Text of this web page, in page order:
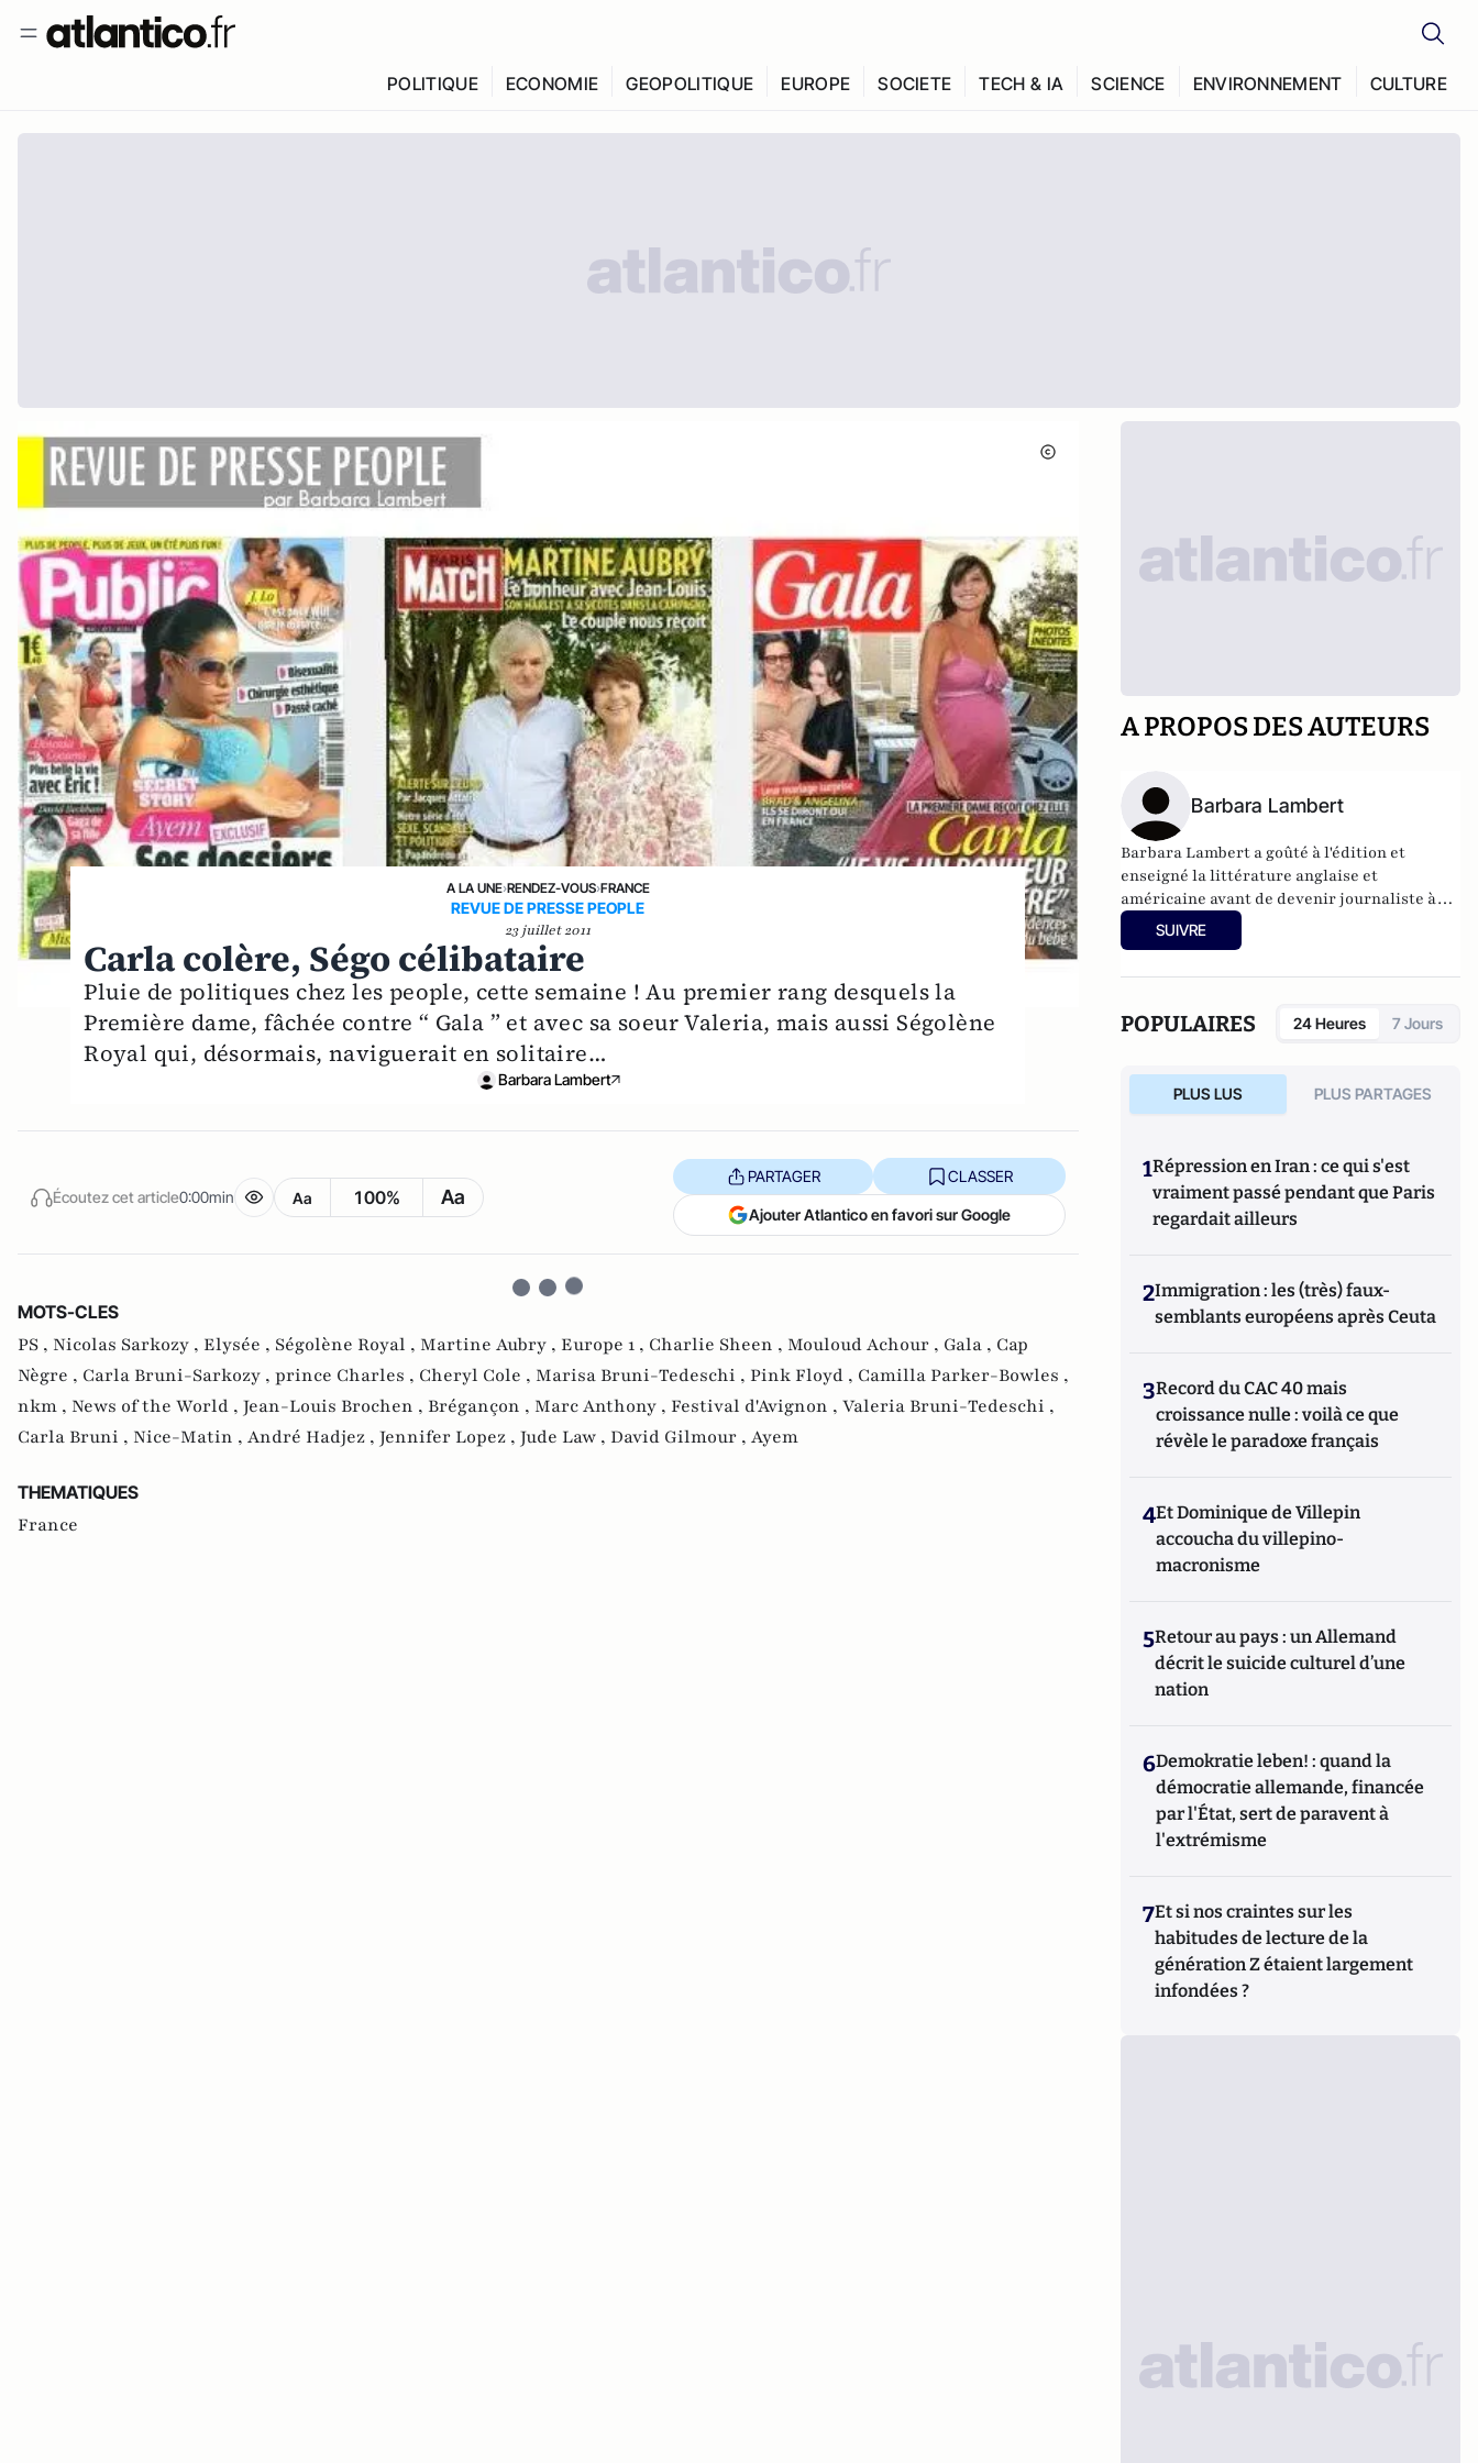
POLITIQUE ECONOMIE GEOPOLITIQUE EUROPE SOCIETE TECH & IA SCIENCE ENVIRONNEMENT CULTURE
A LA UNE›RENDEZ-VOUS›FRANCE
REVUE DE PRESSE PEOPLE
23 juillet 2011
Carla colère, Ségo célibataire
Pluie de politiques chez les people, cette semaine ! Au premier rang desquels la
Première dame, fâchée contre “ Gala ” et avec sa soeur Valeria, mais aussi Ségolène
Royal qui, désormais, naviguerait en solitaire…
Barbara Lambert
Écoutez cet article0:00min Aa 100% Aa
PARTAGER CLASSER
Ajouter Atlantico en favori sur Google
MOTS-CLES
PS , Nicolas Sarkozy , Elysée , Ségolène Royal , Martine Aubry , Europe 1 , Charlie Sheen , Mouloud Achour , Gala , Cap
Nègre , Carla Bruni-Sarkozy , prince Charles , Cheryl Cole , Marisa Bruni-Tedeschi , Pink Floyd , Camilla Parker-Bowles ,
nkm , News of the World , Jean-Louis Brochen , Brégançon , Marc Anthony , Festival d'Avignon , Valeria Bruni-Tedeschi ,
Carla Bruni , Nice-Matin , André Hadjez , Jennifer Lopez , Jude Law , David Gilmour , Ayem
THEMATIQUES
France
A PROPOS DES AUTEURS
Barbara Lambert
Barbara Lambert a goûté à l'édition et
enseigné la littérature anglaise et
américaine avant de devenir journaliste à
"Livres Hebdo". Elle est aujourd'hui
responsable des rubriques société/idées
SUIVRE
POPULAIRES 24 Heures 7 Jours
PLUS LUS PLUS PARTAGES
1Répression en Iran : ce qui s'est
vraiment passé pendant que Paris
regardait ailleurs
2Immigration : les (très) faux-
semblants européens après Ceuta
3Record du CAC 40 mais
croissance nulle : voilà ce que
révèle le paradoxe français
4Et Dominique de Villepin
accoucha du villepino-
macronisme
5Retour au pays : un Allemand
décrit le suicide culturel d’une
nation
6Demokratie leben! : quand la
démocratie allemande, financée
par l'État, sert de paravent à
l'extrémisme
7Et si nos craintes sur les
habitudes de lecture de la
génération Z étaient largement
infondées ?